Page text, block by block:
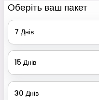
Оберіть ваш пакет
7 Днів
15 Днів
30 Днів